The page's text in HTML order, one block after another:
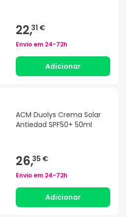
22,31 €
Envio em 24-72h
Adicionar
ACM Duolys Crema Solar
Antiedad SPF50+ 50ml
26,35 €
Envio em 24-72h
Adicionar